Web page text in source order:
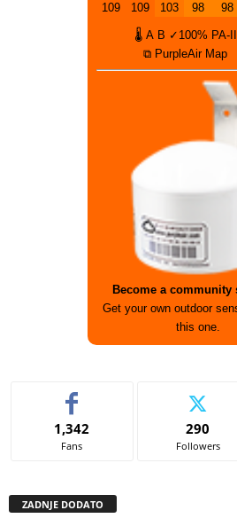
109
109
103
98
98
🌡 A B ✓100% PA-II
⧉ PurpleAir Map
Become a community
Get your own outdoor
this one.
1,342
Fans
290
Followers
ZADNJE DODATO